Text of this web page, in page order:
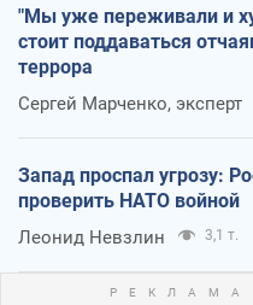
"Мы уже переживали и
стоит поддаваться
террора
Сергей Марченко, эксперт
Запад проспал угрозу:
проверить НАТО войной
Леонид Невзлин 3,1 т.